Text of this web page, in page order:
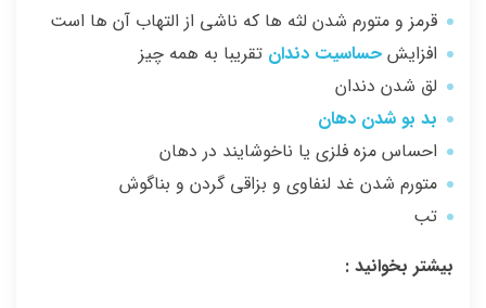
قرمز و متورم شدن لثه ها که ناشی از التهاب آن ها است
افزایش حساسیت دندان تقریبا به همه چیز
لق شدن دندان
بد بو شدن دهان
احساس مزه فلزی یا ناخوشایند در دهان
متورم شدن غد لنفاوی و بزاقی گردن و بناگوش
تب
بیشتر بخوانید :